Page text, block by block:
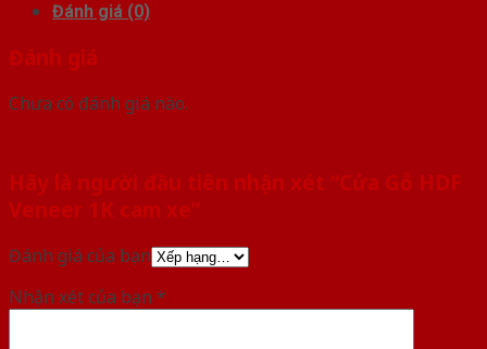
Đánh giá (0)
Đánh giá
Chưa có đánh giá nào.
Hãy là người đầu tiên nhận xét “Cửa Gỗ HDF
Veneer 1K cam xe”
Đánh giá của bạn
Nhận xét của bạn *